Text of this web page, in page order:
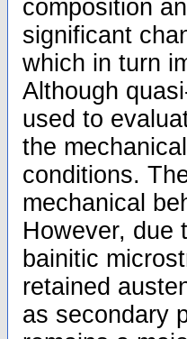
composition
significant
which in turn
Although
used to
the
conditions.
mechanical
However, due
bainitic
retained
as secondary